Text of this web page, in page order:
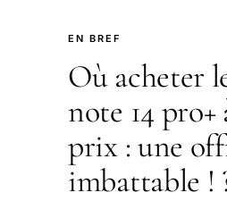
EN BREF
Où acheter
note 14
prix : une
imbattable !